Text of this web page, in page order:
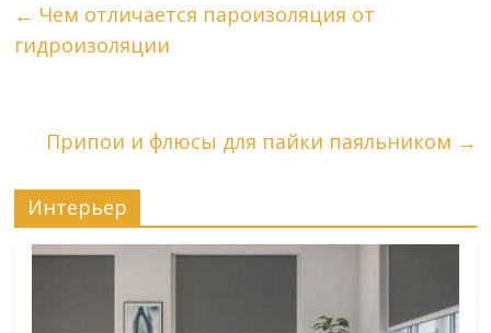
← Чем отличается пароизоляция от
гидроизоляции
Припои и флюсы для пайки паяльником →
Интерьер